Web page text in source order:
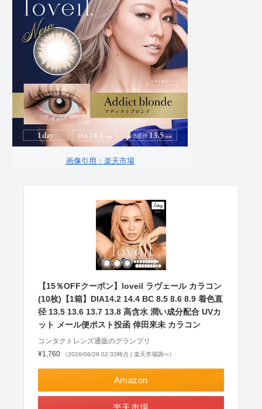
画像引用：楽天市場
【15％OFFクーポン】loveil ラヴェール カラコン
(10枚)【1箱】DIA14.2 14.4 BC 8.5 8.6 8.9 着色直
径 13.5 13.6 13.7 13.8 高含水 潤い成分配合 UVカ
ット メール便ポスト投函 倖田來未 カラコン
コンタクトレンズ通販のグランプリ
¥1,760
（2026/06/29 02:32時点 | 楽天市場調べ）
Amazon